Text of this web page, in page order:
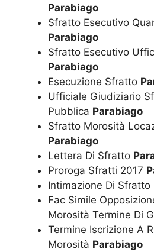
Parabiago
Sfratto Esecutivo
Parabiago
Sfratto Esecutivo
Parabiago
Esecuzione Sfratto
Ufficiale Giudiziario
Pubblica Parabiago
Sfratto Morosità
Parabiago
Lettera Di Sfratto
Proroga Sfratti 2017
Intimazione Di Sfratto
Fac Simile
Morosità Termine Di
Termine Iscrizione A
Morosità Parabiago